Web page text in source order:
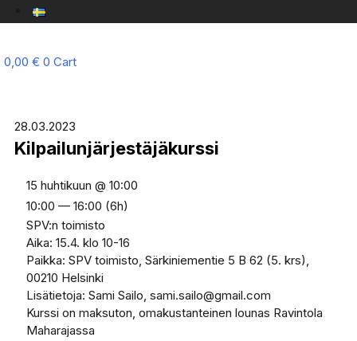
0,00 € 0 Cart
28.03.2023
Kilpailunjärjestäjäkurssi
Aika: 15.4. klo 10-16
Paikka: SPV toimisto, Särkiniementie 5 B 62 (5. krs),
00210 Helsinki
Lisätietoja: Sami Sailo, sami.sailo@gmail.com
Kurssi on maksuton, omakustanteinen lounas Ravintola
Maharajassa
15 huhtikuun @ 10:00
10:00 — 16:00 (6h)
SPV:n toimisto